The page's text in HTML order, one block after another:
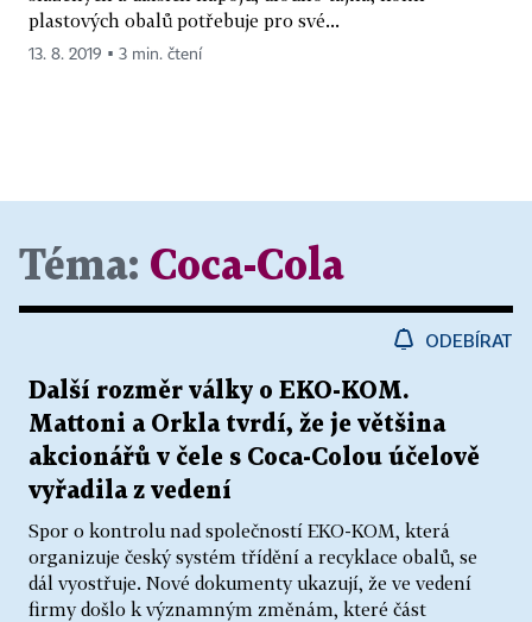
plastových obalů potřebuje pro své...
13. 8. 2019 ▪ 3 min. čtení
Téma: Coca-Cola
ODEBÍRAT
Další rozměr války o EKO-KOM.
Mattoni a Orkla tvrdí, že je většina
akcionářů v čele s Coca-Colou účelově
vyřadila z vedení
Spor o kontrolu nad společností EKO-KOM, která
organizuje český systém třídění a recyklace obalů, se
dál vyostřuje. Nové dokumenty ukazují, že ve vedení
firmy došlo k významným změnám, které část